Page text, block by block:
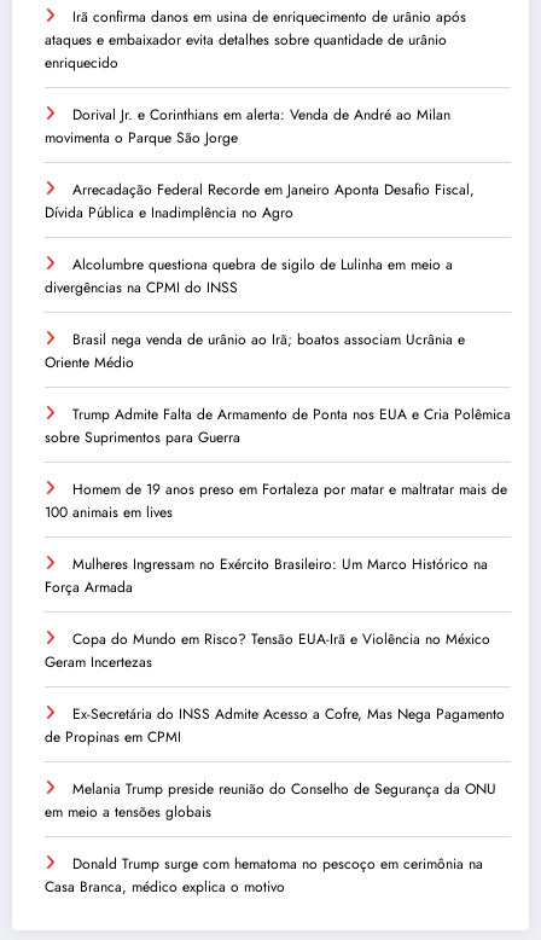
Irã confirma danos em usina de enriquecimento de urânio após
ataques e embaixador evita detalhes sobre quantidade de urânio
enriquecido
Dorival Jr. e Corinthians em alerta: Venda de André ao Milan
movimenta o Parque São Jorge
Arrecadação Federal Recorde em Janeiro Aponta Desafio Fiscal,
Dívida Pública e Inadimplência no Agro
Alcolumbre questiona quebra de sigilo de Lulinha em meio a
divergências na CPMI do INSS
Brasil nega venda de urânio ao Irã; boatos associam Ucrânia e
Oriente Médio
Trump Admite Falta de Armamento de Ponta nos EUA e Cria Polêmica
sobre Suprimentos para Guerra
Homem de 19 anos preso em Fortaleza por matar e maltratar mais de
100 animais em lives
Mulheres Ingressam no Exército Brasileiro: Um Marco Histórico na
Força Armada
Copa do Mundo em Risco? Tensão EUA-Irã e Violência no México
Geram Incertezas
Ex-Secretária do INSS Admite Acesso a Cofre, Mas Nega Pagamento
de Propinas em CPMI
Melania Trump preside reunião do Conselho de Segurança da ONU
em meio a tensões globais
Donald Trump surge com hematoma no pescoço em cerimônia na
Casa Branca, médico explica o motivo